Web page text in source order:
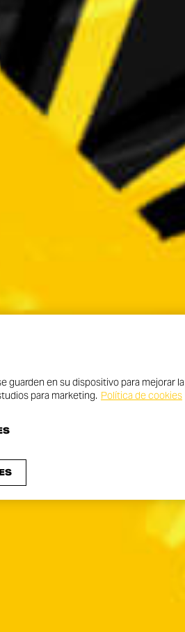
guarden en su dispositivo para mejorar la
para marketing. Política de cookies